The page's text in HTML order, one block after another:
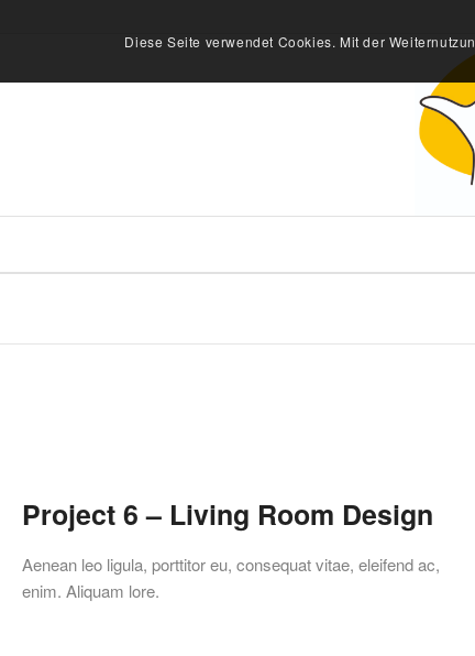
Project 6 – Living Room Design
Aenean leo ligula, porttitor eu, consequat vitae, eleifend ac,
enim. Aliquam lore.
Diese Seite verwendet Cookies. Mit der